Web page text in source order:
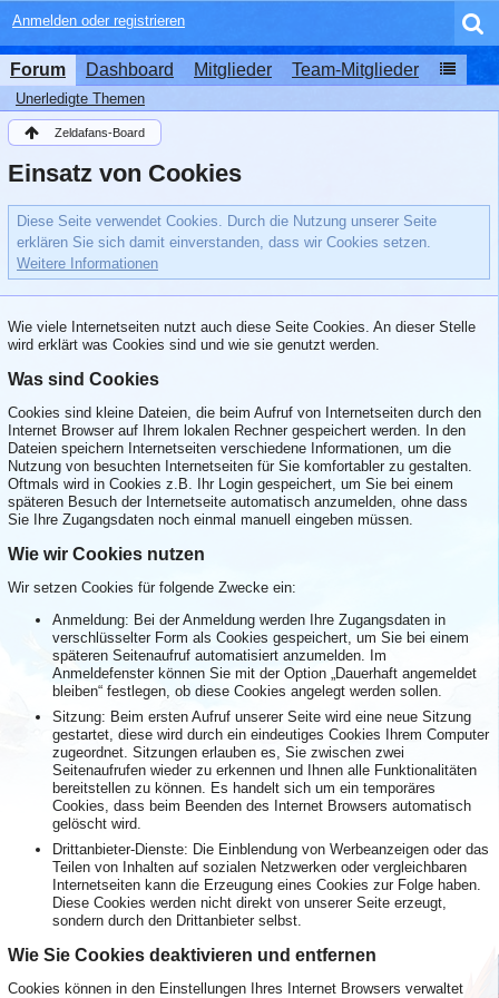
Anmelden oder registrieren
Forum Dashboard Mitglieder Team-Mitglieder
Unerledigte Themen
Zeldafans-Board
Einsatz von Cookies
Diese Seite verwendet Cookies. Durch die Nutzung unserer Seite
erklären Sie sich damit einverstanden, dass wir Cookies setzen.
Weitere Informationen
Wie viele Internetseiten nutzt auch diese Seite Cookies. An dieser Stelle
wird erklärt was Cookies sind und wie sie genutzt werden.
Was sind Cookies
Cookies sind kleine Dateien, die beim Aufruf von Internetseiten durch den
Internet Browser auf Ihrem lokalen Rechner gespeichert werden. In den
Dateien speichern Internetseiten verschiedene Informationen, um die
Nutzung von besuchten Internetseiten für Sie komfortabler zu gestalten.
Oftmals wird in Cookies z.B. Ihr Login gespeichert, um Sie bei einem
späteren Besuch der Internetseite automatisch anzumelden, ohne dass
Sie Ihre Zugangsdaten noch einmal manuell eingeben müssen.
Wie wir Cookies nutzen
Wir setzen Cookies für folgende Zwecke ein:
Anmeldung: Bei der Anmeldung werden Ihre Zugangsdaten in
verschlüsselter Form als Cookies gespeichert, um Sie bei einem
späteren Seitenaufruf automatisiert anzumelden. Im
Anmeldefenster können Sie mit der Option „Dauerhaft angemeldet
bleiben“ festlegen, ob diese Cookies angelegt werden sollen.
Sitzung: Beim ersten Aufruf unserer Seite wird eine neue Sitzung
gestartet, diese wird durch ein eindeutiges Cookies Ihrem Computer
zugeordnet. Sitzungen erlauben es, Sie zwischen zwei
Seitenaufrufen wieder zu erkennen und Ihnen alle Funktionalitäten
bereitstellen zu können. Es handelt sich um ein temporäres
Cookies, dass beim Beenden des Internet Browsers automatisch
gelöscht wird.
Drittanbieter-Dienste: Die Einblendung von Werbeanzeigen oder das
Teilen von Inhalten auf sozialen Netzwerken oder vergleichbaren
Internetseiten kann die Erzeugung eines Cookies zur Folge haben.
Diese Cookies werden nicht direkt von unserer Seite erzeugt,
sondern durch den Drittanbieter selbst.
Wie Sie Cookies deaktivieren und entfernen
Cookies können in den Einstellungen Ihres Internet Browsers verwaltet